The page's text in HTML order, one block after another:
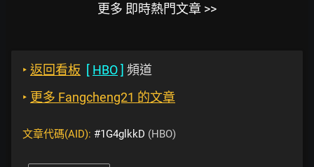
更多 即時熱門文章 >>
‣ 返回看板 [ HBO] 頻道
‣ 更多 Fangcheng21 的文章
文章代碼(AID): #1G4glkkD (HBO)